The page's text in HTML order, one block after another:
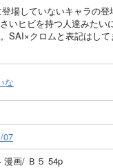
場していないキャラの
いヒビを持つ人達みたい
SAI×クロムと表記はし
な
07
漫画/ Ｂ５ 54p